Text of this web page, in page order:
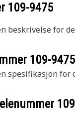
109-9475
beskrivelse for
109-9475
spesifikasjon for